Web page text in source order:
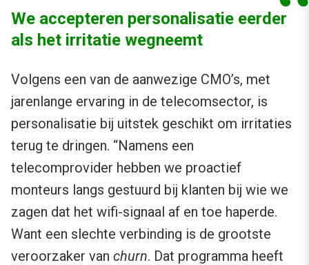
We accepteren personalisatie eerder
als het irritatie wegneemt
Volgens een van de aanwezige CMO’s, met
jarenlange ervaring in de telecomsector, is
personalisatie bij uitstek geschikt om irritaties
terug te dringen. “Namens een
telecomprovider hebben we proactief
monteurs langs gestuurd bij klanten bij wie we
zagen dat het wifi-signaal af en toe haperde.
Want een slechte verbinding is de grootste
veroorzaker van churn. Dat programma heeft